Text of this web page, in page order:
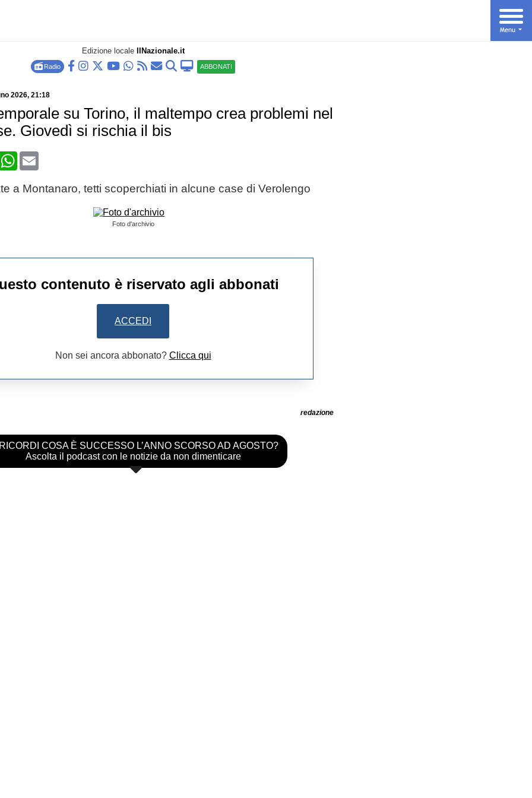
Edizione locale IlNazionale.it
Radio ABBONATI
2026, 21:18
su Torino, il maltempo crea problemi nel
Giovedì si rischia il bis
WhatsApp
Email
a Montanaro, tetti scoperchiati in alcune case di Verolengo
Foto d'archivio
contenuto è riservato agli abbonati
ACCEDI
Non sei ancora abbonato? Clicca qui
redazione
COSA È SUCCESSO L’ANNO SCORSO AD AGOSTO?
Ascolta il podcast con le notizie da non dimenticare